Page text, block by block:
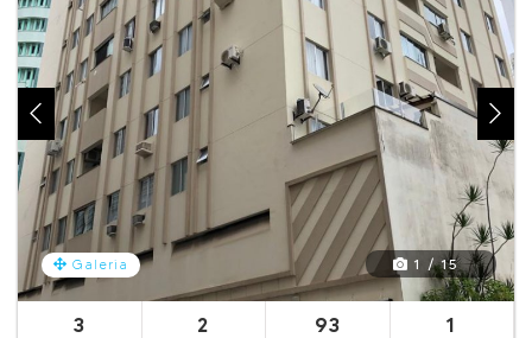
Galeria 1 / 15
3 2 93 1